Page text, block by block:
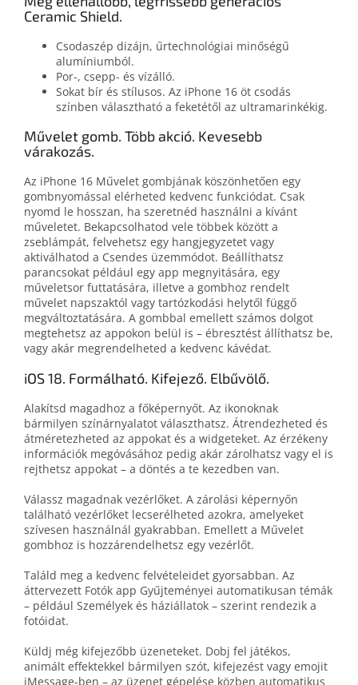
Ceramic Shield.
Csodaszép dizájn, űrtechnológiai minőségű
alumíniumból.
Por-, csepp- és vízálló.
Sokat bír és stílusos. Az iPhone 16 öt csodás
színben választható a feketétől az ultramarinkékig.
Művelet gomb. Több akció. Kevesebb
várakozás.
Az iPhone 16 Művelet gombjának köszönhetően egy
gombnyomással elérheted kedvenc funkciódat. Csak
nyomd le hosszan, ha szeretnéd használni a kívánt
műveletet. Bekapcsolhatod vele többek között a
zseblámpát, felvehetsz egy hangjegyzetet vagy
aktiválhatod a Csendes üzemmódot. Beállíthatsz
parancsokat például egy app megnyitására, egy
műveletsor futtatására, illetve a gombhoz rendelt
művelet napszaktól vagy tartózkodási helytől függő
megváltoztatására. A gombbal emellett számos dolgot
megtehetsz az appokon belül is – ébresztést állíthatsz be,
vagy akár megrendelheted a kedvenc kávédat.
iOS 18. Formálható. Kifejező. Elbűvölő.
Alakítsd magadhoz a főképernyőt. Az ikonoknak
bármilyen színárnyalatot választhatsz. Átrendezheted és
átméretezheted az appokat és a widgeteket. Az érzékeny
információk megóvásához pedig akár zárolhatsz vagy el is
rejthetsz appokat – a döntés a te kezedben van.
Válassz magadnak vezérlőket. A zárolási képernyőn
található vezérlőket lecserélheted azokra, amelyeket
szívesen használnál gyakrabban. Emellett a Művelet
gombhoz is hozzárendelhetsz egy vezérlőt.
Találd meg a kedvenc felvételeidet gyorsabban. Az
áttervezett Fotók app Gyűjteményei automatikusan témák
– például Személyek és háziállatok – szerint rendezik a
fotóidat.
Küldj még kifejezőbb üzeneteket. Dobj fel játékos,
animált effektekkel bármilyen szót, kifejezést vagy emojit
iMessage-ben – az üzenet gépelése közben automatikus